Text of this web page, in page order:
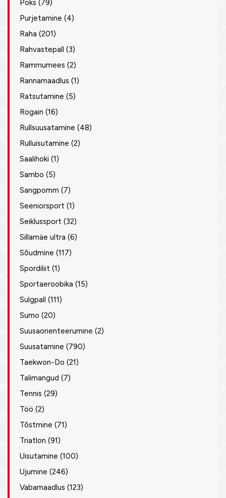
Poks (79)
Purjetamine (4)
Raha (201)
Rahvastepall (3)
Rammumees (2)
Rannamaadlus (1)
Ratsutamine (5)
Rogain (16)
Rullsuusatamine (48)
Rulluisutamine (2)
Saalihoki (1)
Sambo (5)
Sangpomm (7)
Seeniorsport (1)
Seiklussport (32)
Sillamäe ultra (6)
Sõudmine (117)
Spordiliit (1)
Sportaeroobika (15)
Sulgpall (111)
Sumo (20)
Suusaorienteerumine (2)
Suusatamine (790)
Taekwon-Do (21)
Talimangud (7)
Tennis (29)
Töö (2)
Tõstmine (71)
Triatlon (91)
Uisutamine (100)
Ujumine (246)
Vabamaadlus (123)